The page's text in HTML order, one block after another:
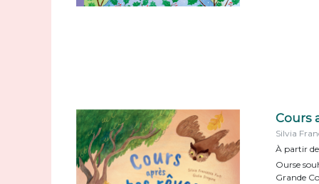
Cours
Silvia
À partir
Ourse
Grande